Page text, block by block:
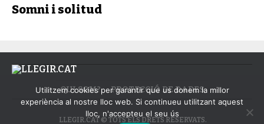
Somni i solitud
QUI SOM? PROTECCIÓ DE DADES
LLEGIR.CAT © TOTS ELS DRETS RESERVATS.
Utilitzem cookies per garantir que us donem la millor
experiència al nostre lloc web. Si continueu utilitzant aquest
lloc, n'accepteu el seu ús